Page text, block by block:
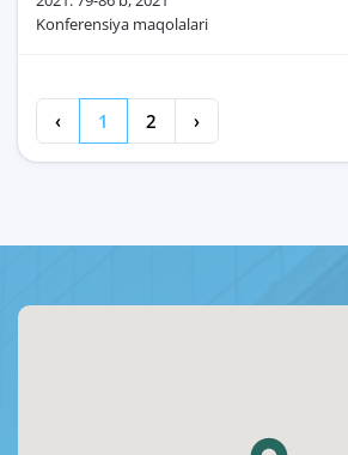
Konferensiya maqolalari
‹ 1 2 ›